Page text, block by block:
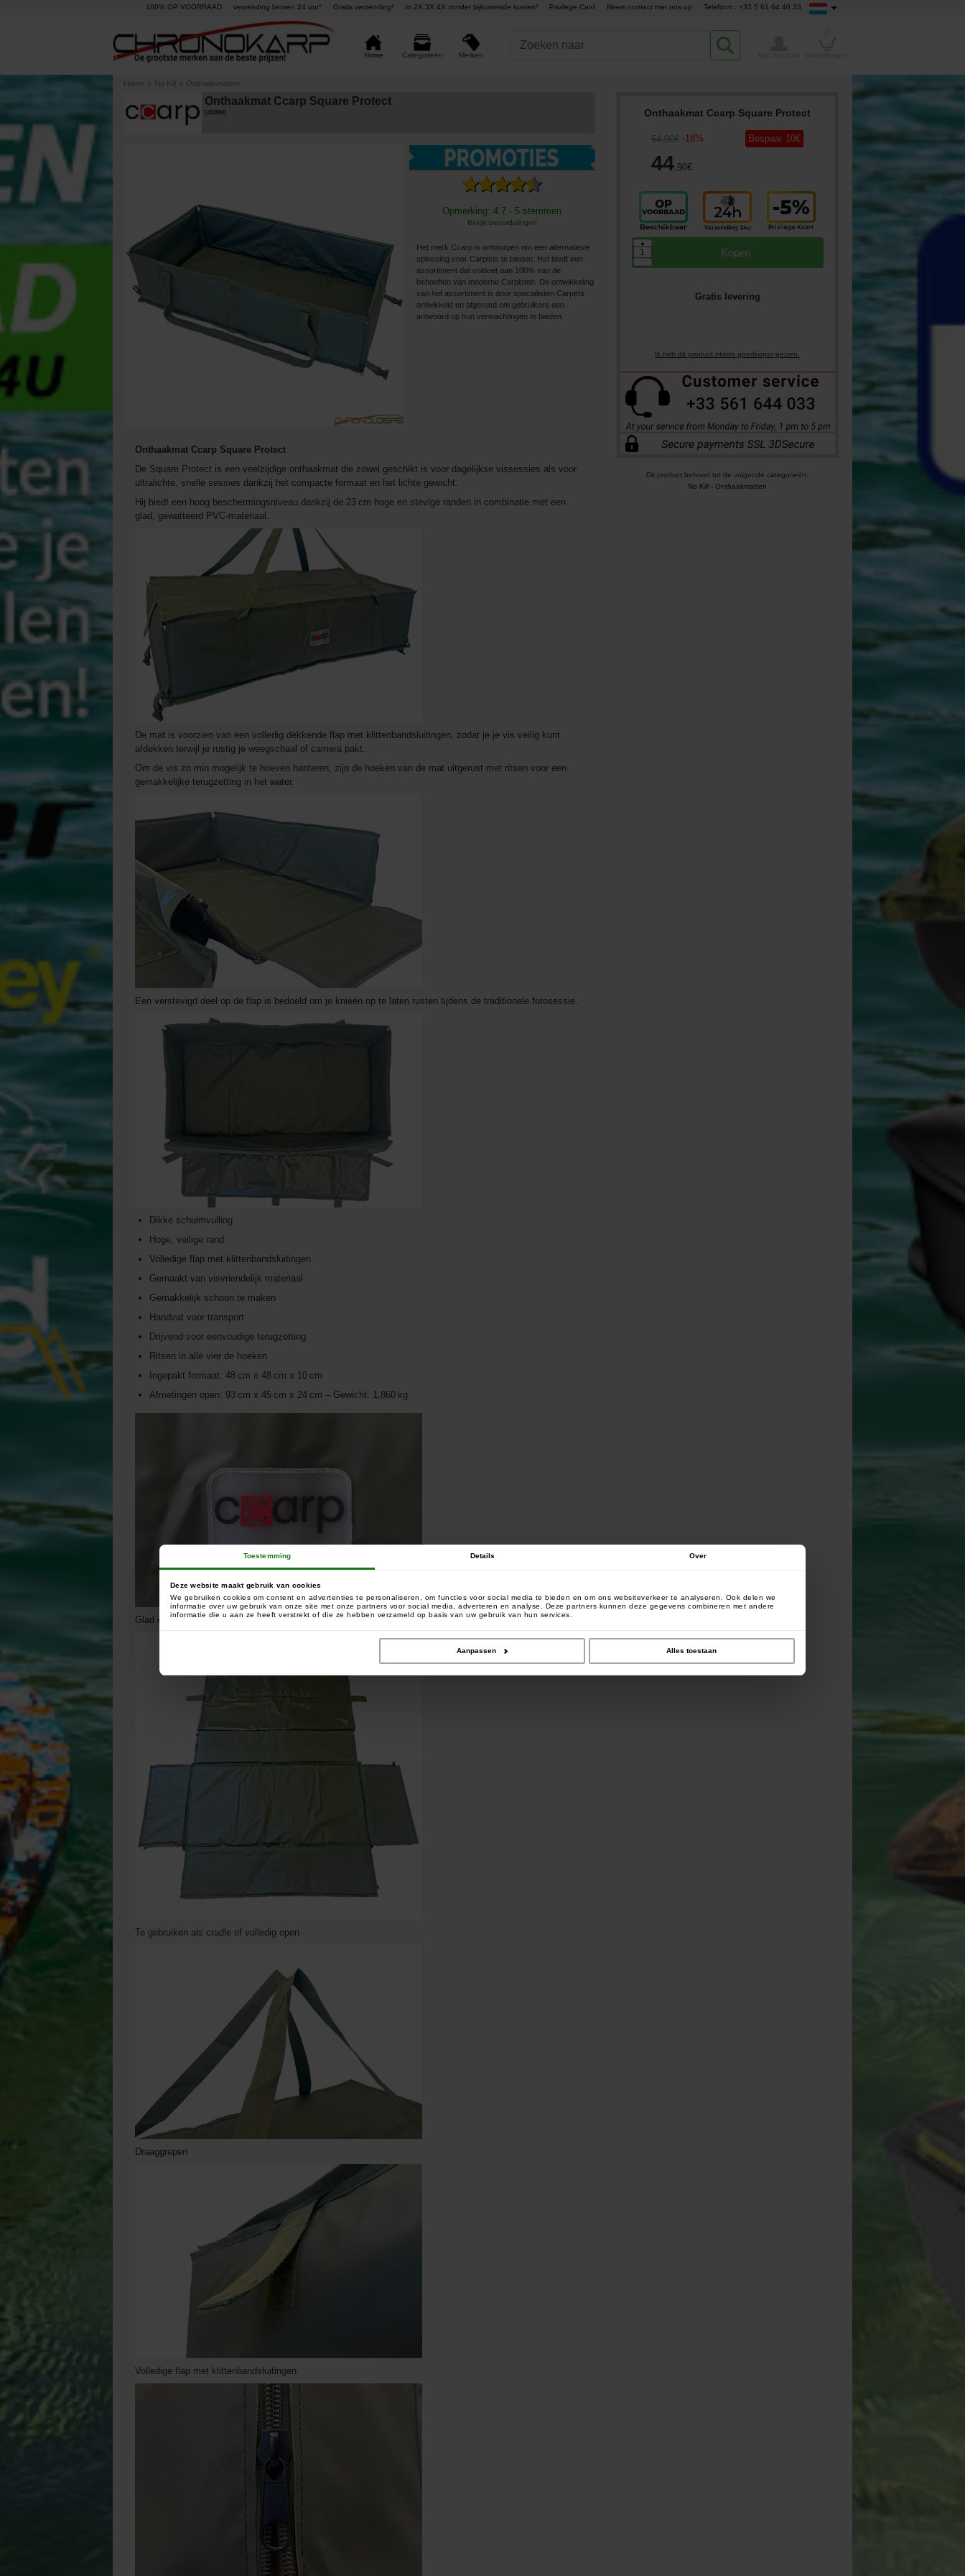
Toestemming Details Over
Deze website maakt gebruik van cookies
We gebruiken cookies om content en advertenties te personaliseren, om functies voor social media te bieden en om ons websiteverkeer te analyseren. Ook delen we
informatie over uw gebruik van onze site met onze partners voor social media, adverteren en analyse. Deze partners kunnen deze gegevens combineren met andere
informatie die u aan ze heeft verstrekt of die ze hebben verzameld op basis van uw gebruik van hun services.
Aanpassen Alles toestaan
100% OP VOORRAAD verzending binnen 24 uur° Gratis verzending¹ In 2X 3X 4X zonder bijkomende kosten² Privilege Card Neem contact met ons op Telefoon : +33 5 61 64 40 33
Home Categorieën Merken
Home » No Kill » Onthaakmatten
Onthaakmat Ccarp Square Protect
212860]
Opmerking: 4.7 - 5 stemmen
Bekijk beoordelingen
Het merk Ccarp is ontworpen om een ​​alternatieve
oplossing voor Carpists te bieden. Het biedt een
assortiment dat voldoet aan 100% van de
behoeften van moderne Carpisten. De ontwikkeling
van het assortiment is door specialisten Carpets
ontwikkeld en afgerond om gebruikers een
antwoord op hun verwachtingen te bieden.
Onthaakmat Ccarp Square Protect
54,90€ -18%
44,90€
Bespaar 10€
Kopen
▲
Gratis levering
Ik heb dit product elders goedkoper gezien.
Dit product behoort tot de volgende categorieën:
No Kill -Onthaakmatten
Onthaakmat Ccarp Square Protect
De Square Protect is een veelzijdige onthaakmat die zowel geschikt is voor dagelijkse vissessies als voor
ultralichte, snelle sessies dankzij het compacte formaat en het lichte gewicht.
Hij biedt een hoog beschermingsniveau dankzij de 23 cm hoge en stevige randen in combinatie met een
glad, gewatteerd PVC-materiaal.
De mat is voorzien van een volledig dekkende flap met klittenbandsluitingen, zodat je je vis veilig kunt
afdekken terwijl je rustig je weegschaal of camera pakt.
Om de vis zo min mogelijk te hoeven hanteren, zijn de hoeken van de mat uitgerust met ritsen voor een
gemakkelijke terugzetting in het water.
Een verstevigd deel op de flap is bedoeld om je knieën op te laten rusten tijdens de traditionele fotosessie.
Dikke schuimvulling
Hoge, veilige rand
Volledige flap met klittenbandsluitingen
Gemaakt van visvriendelijk materiaal
Gemakkelijk schoon te maken
Handvat voor transport
Drijvend voor eenvoudige terugzetting
Ritsen in alle vier de hoeken
Ingepakt formaat: 48 cm x 48 cm x 10 cm
Afmetingen open: 93 cm x 45 cm x 24 cm – Gewicht: 1,860 kg
Glad en gewatteerd PVC-materiaal
Te gebruiken als cradle of volledig open
Draaggrepen
Volledige flap met klittenbandsluitingen